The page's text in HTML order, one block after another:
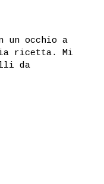
un occhio a
ricetta. Mi
da